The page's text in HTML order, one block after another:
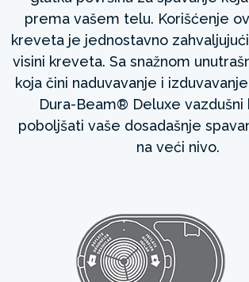
prema vašem telu. Korišćenje
kreveta je jednostavno
visini kreveta. Sa snažnom
koja čini naduvavanje i
Dura-Beam® Deluxe
poboljšati vaše dosadašnje
na veći nivo.